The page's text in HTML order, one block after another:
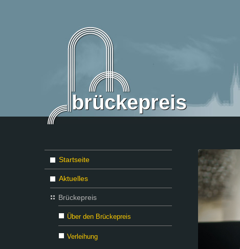
brückepreis
Startseite
Aktuelles
Brückepreis
Über den Brückepreis
Verleihung